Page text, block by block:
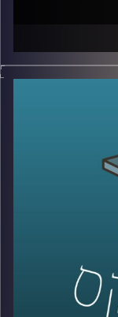
חלו שינויים
שיחות ארוכות
בכל רגע,
להתאים לשוק
לחדשנות
באוניברסיטת
וכיצד הופכים